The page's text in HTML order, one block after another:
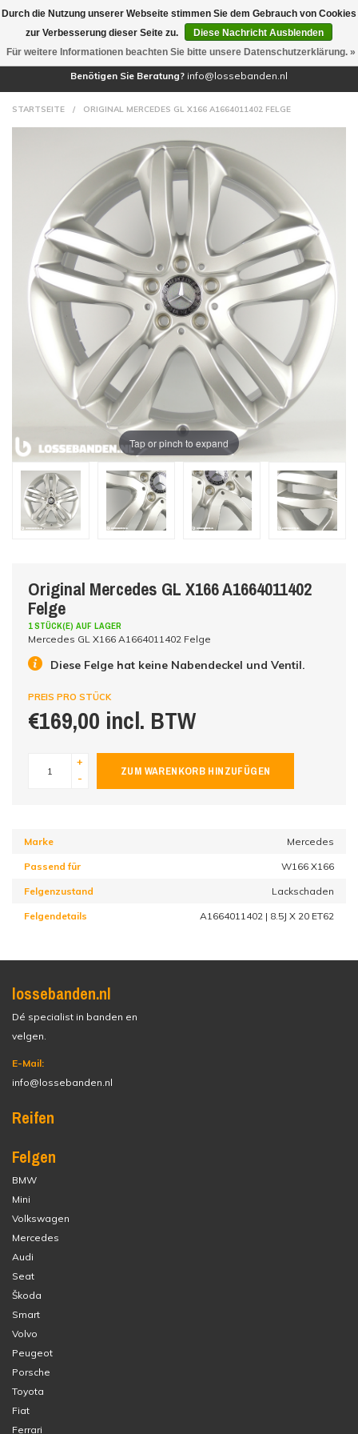
(0)
Benötigen Sie Beratung? info@lossebanden.nl
STARTSEITE / ORIGINAL MERCEDES GL X166 A1664011402 FELGE
Tap or pinch to expand
Original Mercedes GL X166 A1664011402
Felge
1 STÜCK(E) AUF LAGER
Mercedes GL X166 A1664011402 Felge
Diese Felge hat keine Nabendeckel und Ventil.
PREIS PRO STÜCK
€169,00 incl. BTW
+
-
ZUM WARENKORB HINZUFÜGEN
Marke Mercedes
Passend für W166 X166
Felgenzustand Lackschaden
Felgendetails A1664011402 | 8.5J X 20 ET62
lossebanden.nl
Dé specialist in banden en
velgen.
E-Mail:
info@lossebanden.nl
Reifen
Felgen
BMW
Mini
Volkswagen
Mercedes
Audi
Seat
Škoda
Smart
Volvo
Peugeot
Porsche
Toyota
Fiat
Ferrari
Durch die Nutzung unserer Webseite stimmen Sie dem Gebrauch von Cookies
zur Verbesserung dieser Seite zu.
Diese Nachricht Ausblenden
Für weitere Informationen beachten Sie bitte unsere Datenschutzerklärung. »